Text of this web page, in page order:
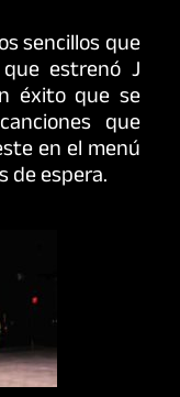
sencillos que
estrenó J
éxito que se
que
en el menú
de espera.